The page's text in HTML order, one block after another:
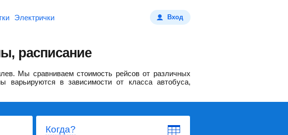
Электрички Вход
расписание
Мы сравниваем стоимость рейсов от различных
в зависимости от класса автобуса,
Когда?